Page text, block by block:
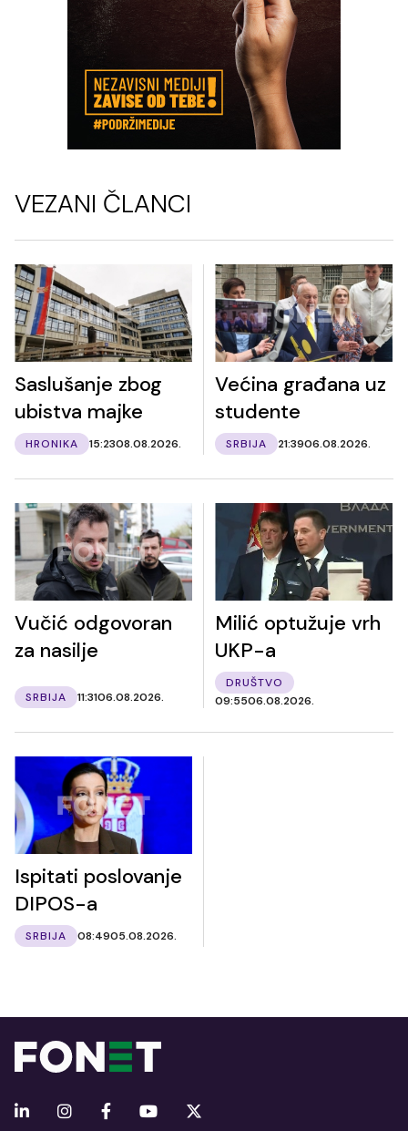
VEZANI ČLANCI
Saslušanje zbog
ubistva majke
HRONIKA 15:2308.08.2026.
Većina građana uz
studente
SRBIJA 21:3906.08.2026.
Vučić odgovoran
za nasilje
SRBIJA 11:3106.08.2026.
Milić optužuje vrh
UKP-a
DRUŠTVO
09:5506.08.2026.
Ispitati poslovanje
DIPOS-a
SRBIJA 08:4905.08.2026.